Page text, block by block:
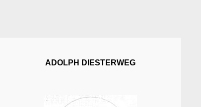
ADOLPH DIESTERWEG